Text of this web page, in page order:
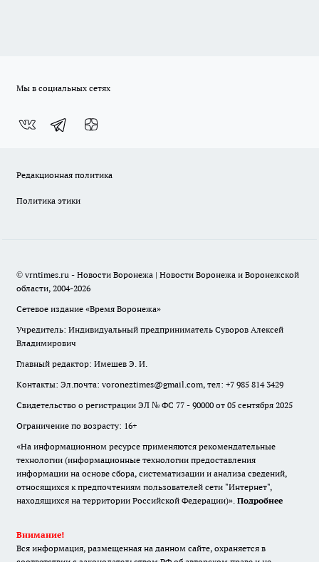
Мы в социальных сетях
Редакционная политика
Политика этики
© vrntimes.ru - Новости Воронежа | Новости Воронежа и Воронежской
области, 2004-2026
Сетевое издание «Время Воронежа»
Учредитель: Индивидуальный предприниматель Суворов Алексей
Владимирович
Главный редактор: Имешев Э. И.
Контакты: Эл.почта: voroneztimes@gmail.com, тел: +7 985 814 3429
Свидетельство о регистрации ЭЛ № ФС 77 - 90000 от 05 сентября 2025
Ограничение по возрасту: 16+
«На информационном ресурсе применяются рекомендательные
технологии (информационные технологии предоставления
информации на основе сбора, систематизации и анализа сведений,
относящихся к предпочтениям пользователей сети "Интернет",
находящихся на территории Российской Федерации)». Подробнее
Внимание!
Вся информация, размещенная на данном сайте, охраняется в